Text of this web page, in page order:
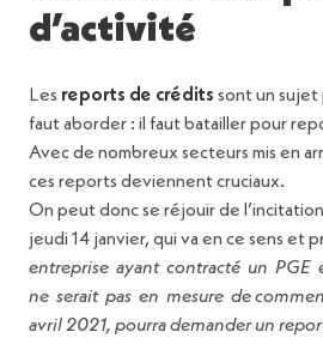
d’activité
Les reports de crédits sont un sujet
faut aborder : il faut batailler pour
Avec de nombreux secteurs mis en
ces reports deviennent cruciaux.
On peut donc se réjouir de
jeudi 14 janvier, qui va en ce sens et
entreprise ayant contracté un
ne serait pas en mesure de
avril 2021, pourra demander un